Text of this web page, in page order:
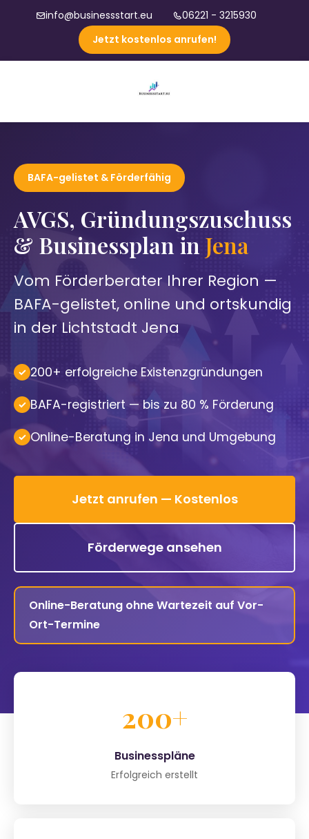
info@businessstart.eu
06221 - 3215930
Jetzt kostenlos anrufen!
BAFA-gelistet & Förderfähig
AVGS, Gründungszuschuss
& Businessplan in Jena
Vom Förderberater Ihrer Region —
BAFA-gelistet, online und ortskundig
in der Lichtstadt Jena
200+ erfolgreiche Existenzgründungen
BAFA-registriert — bis zu 80 % Förderung
Online-Beratung in Jena und Umgebung
Jetzt anrufen — Kostenlos
Förderwege ansehen
Online-Beratung ohne Wartezeit auf Vor-
Ort-Termine
200+
Businesspläne
Erfolgreich erstellt